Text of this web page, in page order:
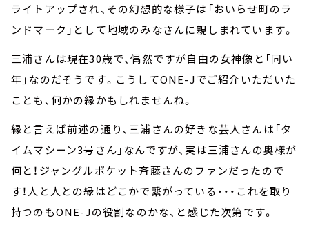
ライトアップされ、その幻想的な様子は「おいらせ町のラ
ンドマーク」として地域のみなさんに親しまれています。
三浦さんは現在30歳で、偶然ですが自由の女神像と「同い
年」なのだそうです。こうしてONE-Jでご紹介いただいた
ことも、何かの縁かもしれませんね。
縁と言えば前述の通り、三浦さんの好きな芸人さんは「タ
イムマシーン3号さん」なんですが、実は三浦さんの奥様が
何と！ジャングルポケット斉藤さんのファンだったので
す！人と人との縁はどこかで繋がっている・・・これを取り
持つのもONE-Jの役割なのかな、と感じた次第です。